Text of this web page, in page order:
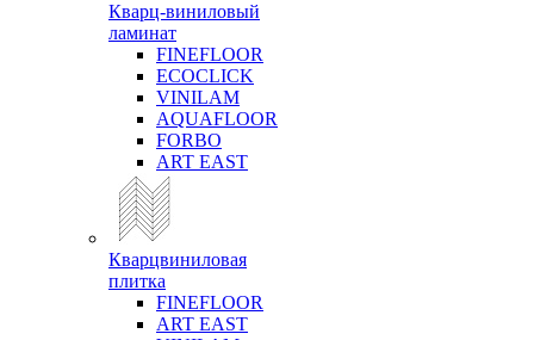
Кварц-виниловый
ламинат
FINEFLOOR
ECOCLICK
VINILAM
AQUAFLOOR
FORBO
ART EAST
Кварцвиниловая
плитка
FINEFLOOR
ART EAST